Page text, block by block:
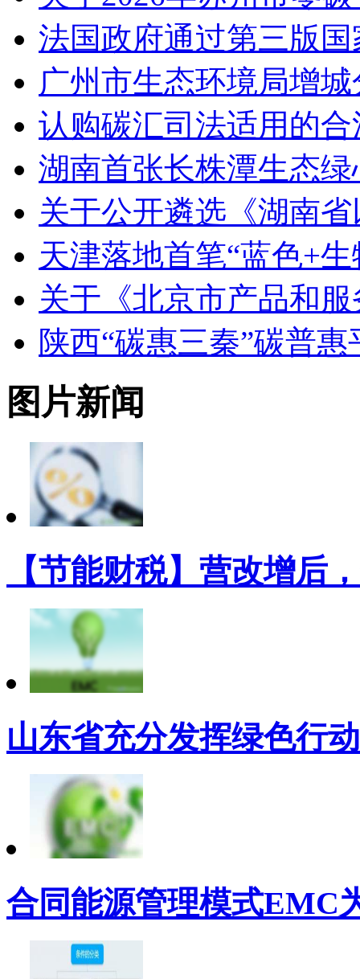
法国政府通过第三版
广州市生态环境局增
认购碳汇司法适用的
湖南首张长株潭生态
关于公开遴选《湖南
天津落地首笔“蓝色+
关于《北京市产品和
陕西“碳惠三秦”碳普
图片新闻
【节能财税】营改增后
山东省充分发挥绿色行
合同能源管理模式EMC